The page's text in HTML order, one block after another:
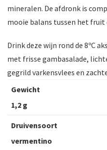
mineralen. De afdronk is
mooie balans tussen het fruit
Drink deze wijn rond de 8ºC
met frisse gambasalade,
gegrild varkensvlees en
Gewicht
1,2 g
Druivensoort
vermentino